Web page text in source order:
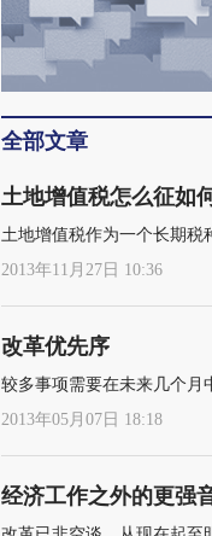
全部文章
土地增值税怎么征如
土地增值税作为一个长期税
2013年11月27日 10:36
改革优先序
较多事项需要在未来几个月
2013年05月07日 18:18
经济工作之外的更强